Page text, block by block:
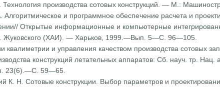
производства сотовых конструкций. — М.:
и программное обеспечение расчета и
Открытые информационные и компьютерные
Жуковского (ХАИ). — Харьков, 1999.—Вып. 5—С. 96—105.
и управления качеством производства сотовых
конструкций летательных аппаратов: Сб. науч. тр. Нац.
23(6).—С. 59—65.
К. Н. Сотовые конструкции. Выбор параметров и